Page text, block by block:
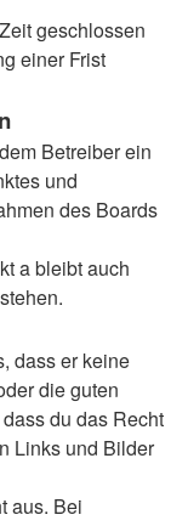
geschlossen
einer Frist
Betreiber ein
und
des Boards
a bleibt auch
dass er keine
die guten
du das Recht
Links und Bilder
aus. Bei